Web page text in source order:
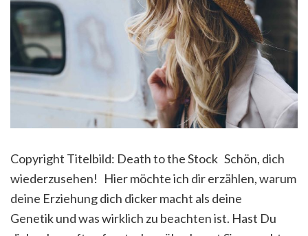
Copyright Titelbild: Death to the Stock Schön, dich
wiederzusehen! Hier möchte ich dir erzählen, warum
deine Erziehung dich dicker macht als deine
Genetik und was wirklich zu beachten ist. Hast Du